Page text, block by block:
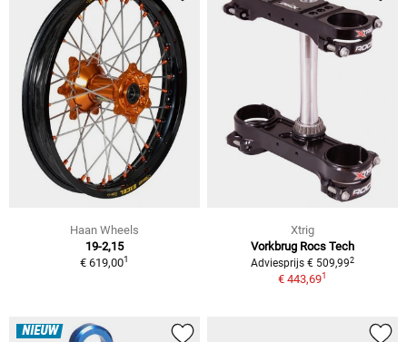
Haan Wheels
19-2,15
€ 619,001
Xtrig
Vorkbrug Rocs Tech
Adviesprijs € 509,992
€ 443,691
NIEUW